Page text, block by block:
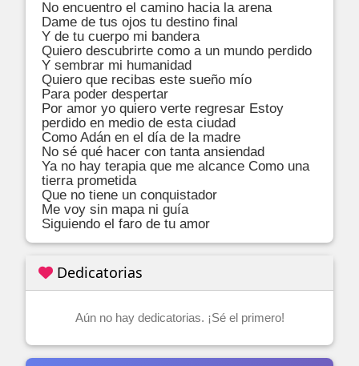
No encuentro el camino hacia la arena
Dame de tus ojos tu destino final
Y de tu cuerpo mi bandera
Quiero descubrirte como a un mundo perdido
Y sembrar mi humanidad
Quiero que recibas este sueño mío
Para poder despertar
Por amor yo quiero verte regresar Estoy
perdido en medio de esta ciudad
Como Adán en el día de la madre
No sé qué hacer con tanta ansiendad
Ya no hay terapia que me alcance Como una
tierra prometida
Que no tiene un conquistador
Me voy sin mapa ni guía
Siguiendo el faro de tu amor
Dedicatorias
Aún no hay dedicatorias. ¡Sé el primero!